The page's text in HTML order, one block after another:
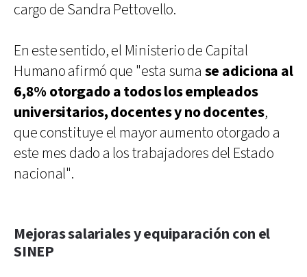
cargo de Sandra Pettovello.
En este sentido, el Ministerio de Capital
Humano afirmó que "esta suma se adiciona al
6,8% otorgado a todos los empleados
universitarios, docentes y no docentes,
que constituye el mayor aumento otorgado a
este mes dado a los trabajadores del Estado
nacional".
Mejoras salariales y equiparación con el
SINEP